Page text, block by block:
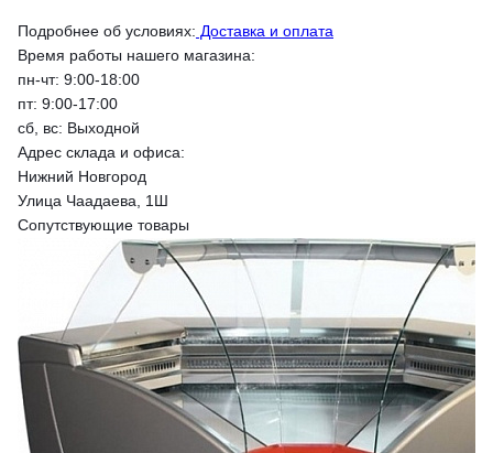
Подробнее об условиях: Доставка и оплата
Время работы нашего магазина:
пн-чт: 9:00-18:00
пт: 9:00-17:00
сб, вс: Выходной
Адрес склада и офиса:
Нижний Новгород
Улица Чаадаева, 1Ш
Сопутствующие товары